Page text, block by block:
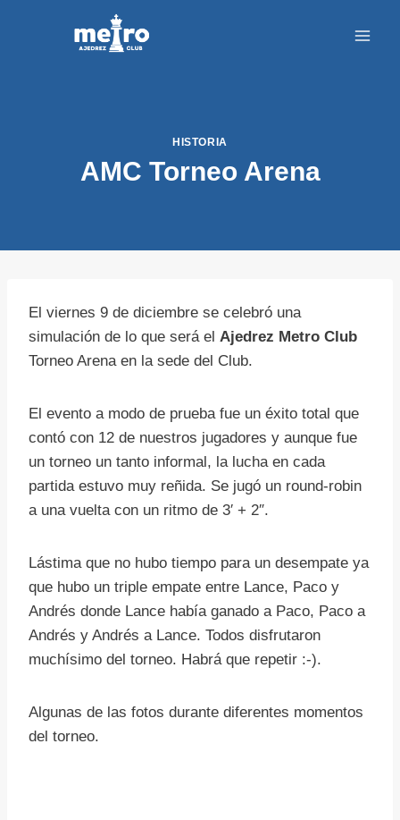
HISTORIA
AMC Torneo Arena
El viernes 9 de diciembre se celebró una
simulación de lo que será el Ajedrez Metro Club
Torneo Arena en la sede del Club.
El evento a modo de prueba fue un éxito total que
contó con 12 de nuestros jugadores y aunque fue
un torneo un tanto informal, la lucha en cada
partida estuvo muy reñida. Se jugó un round-robin
a una vuelta con un ritmo de 3′ + 2″.
Lástima que no hubo tiempo para un desempate ya
que hubo un triple empate entre Lance, Paco y
Andrés donde Lance había ganado a Paco, Paco a
Andrés y Andrés a Lance. Todos disfrutaron
muchísimo del torneo. Habrá que repetir :-).
Algunas de las fotos durante diferentes momentos
del torneo.